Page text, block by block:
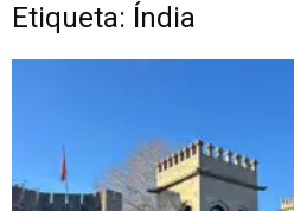
Etiqueta: Índia